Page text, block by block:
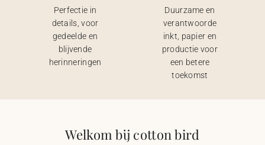
Perfectie in
details, voor
gedeelde en
blijvende
herinneringen
Duurzame en
verantwoorde
inkt, papier en
productie voor
een betere
toekomst
Welkom bij cotton bird